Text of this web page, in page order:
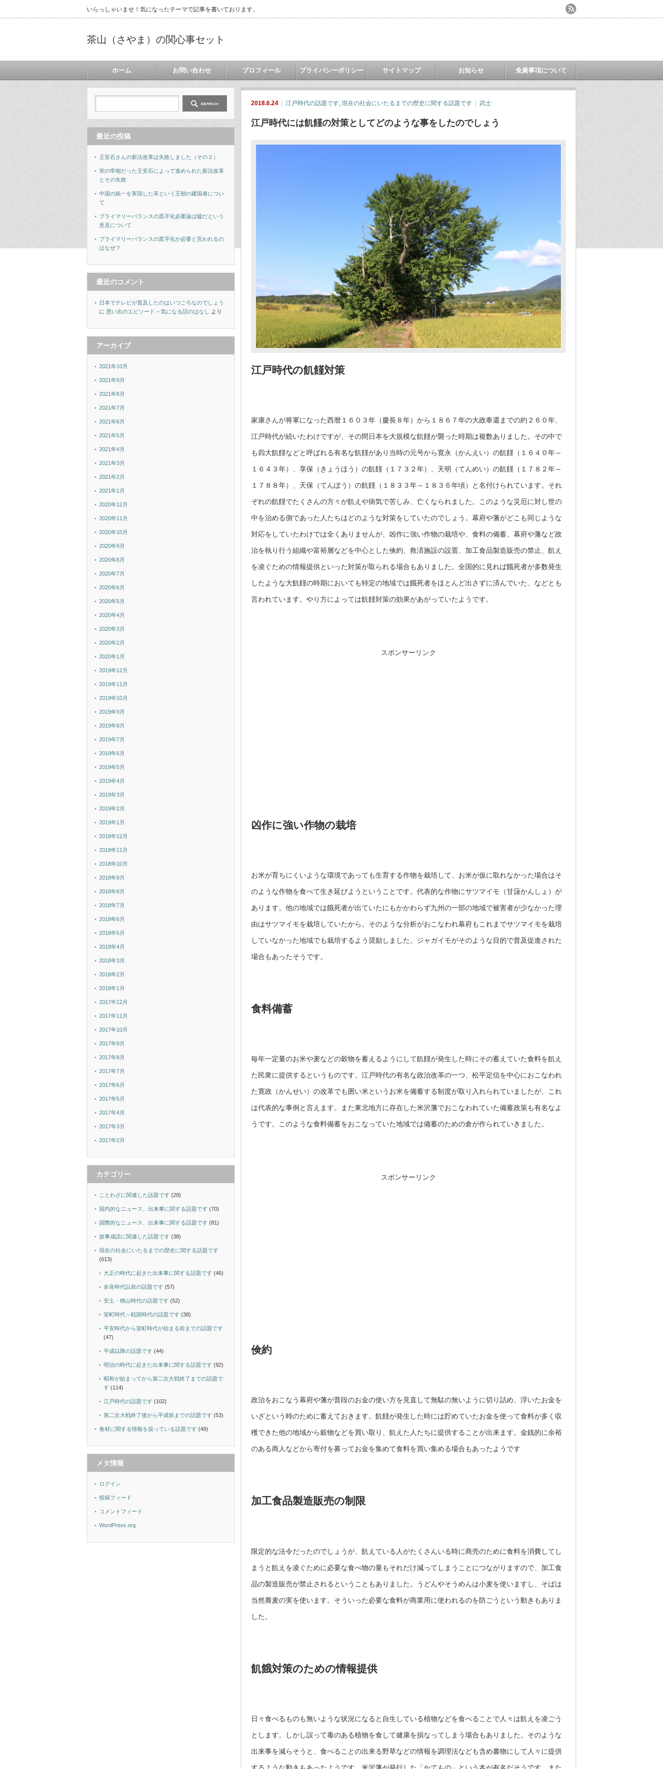
いらっしゃいませ！気になったテーマで記事を書いております。
茶山（さやま）の関心事セット
ホーム お問い合わせ プロフィール プライバシーポリシー サイトマップ お知らせ 免責事項について
2018.6.24 江戸時代の話題です, 現在の社会にいたるまでの歴史に関する話題です 武士
江戸時代には飢饉の対策としてどのような事をしたのでしょう
江戸時代の飢饉対策
家康さんが将軍になった西暦１６０３年（慶長８年）から１８６７年の大政奉還までの約２６０年、
江戸時代が続いたわけですが、その間日本を大規模な飢饉が襲った時期は複数ありました。その中で
も四大飢饉などと呼ばれる有名な飢饉があり当時の元号から寛永（かんえい）の飢饉（１６４０年～
１６４３年）、享保（きょうほう）の飢饉（１７３２年）、天明（てんめい）の飢饉（１７８２年～
１７８８年）、天保（てんぽう）の飢饉（１８３３年～１８３６年頃）と名付けられています。それ
ぞれの飢饉でたくさんの方々が飢えや病気で苦しみ、亡くなられました。このような災厄に対し世の
中を治める側であった人たちはどのような対策をしていたのでしょう。幕府や藩がどこも同じような
対応をしていたわけでは全くありませんが、凶作に強い作物の栽培や、食料の備蓄、幕府や藩など政
治を執り行う組織や富裕層などを中心とした倹約、救済施設の設置、加工食品製造販売の禁止、飢え
を凌ぐための情報提供といった対策が取られる場合もありました。全国的に見れば餓死者が多数発生
したような大飢饉の時期においても特定の地域では餓死者をほとんど出さずに済んでいた、などとも
言われています。やり方によっては飢饉対策の効果があがっていたようです。
スポンサーリンク
凶作に強い作物の栽培
お米が育ちにくいような環境であっても生育する作物を栽培して、お米が仮に取れなかった場合はそ
のような作物を食べて生き延びようということです。代表的な作物にサツマイモ（甘藷かんしょ）が
あります。他の地域では餓死者が出ていたにもかかわらず九州の一部の地域で被害者が少なかった理
由はサツマイモを栽培していたから。そのような分析がおこなわれ幕府もこれまでサツマイモを栽培
していなかった地域でも栽培するよう奨励しました。ジャガイモがそのような目的で普及促進された
場合もあったそうです。
食料備蓄
毎年一定量のお米や麦などの穀物を蓄えるようにして飢饉が発生した時にその蓄えていた食料を飢え
た民衆に提供するというものです。江戸時代の有名な政治改革の一つ、松平定信を中心におこなわれ
た寛政（かんせい）の改革でも囲い米というお米を備蓄する制度が取り入れられていましたが、これ
は代表的な事例と言えます。また東北地方に存在した米沢藩でおこなわれていた備蓄政策も有名なよ
うです。このような食料備蓄をおこなっていた地域では備蓄のための倉が作られていきました。
スポンサーリンク
倹約
政治をおこなう幕府や藩が普段のお金の使い方を見直して無駄の無いように切り詰め、浮いたお金を
いざという時のために蓄えておきます。飢饉が発生した時には貯めていたお金を使って食料が多く収
穫できた他の地域から穀物などを買い取り、飢えた人たちに提供することが出来ます。金銭的に余裕
のある商人などから寄付を募ってお金を集めて食料を買い集める場合もあったようです
加工食品製造販売の制限
限定的な法令だったのでしょうが、飢えている人がたくさんいる時に商売のために食料を消費してし
まうと飢えを凌ぐために必要な食べ物の量もそれだけ減ってしまうことにつながりますので、加工食
品の製造販売が禁止されるということもありました。うどんやそうめんは小麦を使いますし、そばは
当然蕎麦の実を使います。そういった必要な食料が商業用に使われるのを防ごうという動きもありま
した。
飢餓対策のための情報提供
日々食べるものも無いような状況になると自生している植物などを食べることで人々は飢えを凌ごう
とします。しかし誤って毒のある植物を食して健康を損なってしまう場合もありました。そのような
出来事を減らそうと、食べることの出来る野草などの情報を調理法なども含め書物にして人々に提供
最近の投稿
王安石さんの新法改革は失敗しました（その２）
宋の宰相だった王安石によって進められた新法改革
とその失敗
中国の統一を実現した宋という王朝の建国者につい
て
プライマリーバランスの黒字化必要論は嘘だという
意見について
プライマリーバランスの黒字化が必要と言われるの
はなぜ？
最近のコメント
日本でテレビが普及したのはいつごろなのでしょう
に 思い出のエピソード – 気になる話のはなし より
アーカイブ
2021年10月
2021年9月
2021年8月
2021年7月
2021年6月
2021年5月
2021年4月
2021年3月
2021年2月
2021年1月
2020年12月
2020年11月
2020年10月
2020年9月
2020年8月
2020年7月
2020年6月
2020年5月
2020年4月
2020年3月
2020年2月
2020年1月
2019年12月
2019年11月
2019年10月
2019年9月
2019年8月
2019年7月
2019年6月
2019年5月
2019年4月
2019年3月
2019年2月
2019年1月
2018年12月
2018年11月
2018年10月
2018年9月
2018年8月
2018年7月
2018年6月
2018年5月
2018年4月
2018年3月
2018年2月
2018年1月
2017年12月
2017年11月
2017年10月
2017年9月
2017年8月
2017年7月
2017年6月
2017年5月
2017年4月
2017年3月
2017年2月
カテゴリー
ことわざに関連した話題です (28)
国内的なニュース、出来事に関する話題です (70)
国際的なニュース、出来事に関する話題です (81)
故事成語に関連した話題です (38)
現在の社会にいたるまでの歴史に関する話題です
(613)
大正の時代に起きた出来事に関する話題です (46)
奈良時代以前の話題です (57)
安土・桃山時代の話題です (52)
室町時代～戦国時代の話題です (38)
平安時代から室町時代が始まる前までの話題です
(47)
平成以降の話題です (44)
明治の時代に起きた出来事に関する話題です (92)
昭和が始まってから第二次大戦終了までの話題で
す (114)
江戸時代の話題です (102)
第二次大戦終了後から平成前までの話題です (53)
食材に関する情報を扱っている話題です (49)
メタ情報
ログイン
投稿フィード
コメントフィード
WordPress.org